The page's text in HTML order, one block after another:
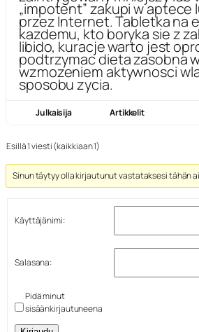
„impotent” zakupi w aptece
przez Internet. Tabletka na
kazdemu, kto boryka sie z
libido, kuracje warto jest
podtrzymac dieta zasobna
wzmozeniem aktywnosci
sposobu zycia.
Julkaisija Artikkelit
Esillä 1 viesti (kaikkiaan 1)
Sinun täytyy olla kirjautunut vastataksesi tähän
Käyttäjänimi:
Salasana:
Pidä minut
sisäänkirjautuneena